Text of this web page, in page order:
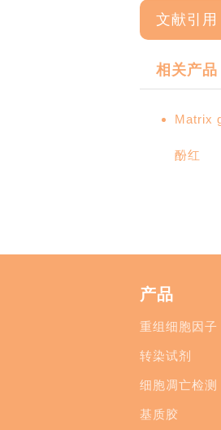
文献引用
相关产品
Matrix
酚红
产品
重组细胞因子
转染试剂
细胞凋亡检测
基质胶